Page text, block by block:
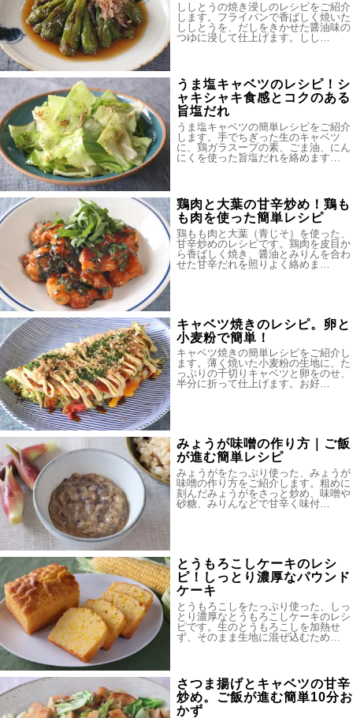
ししとうの焼き浸しのレシピをご紹介
します。フライパンで香ばしく焼いた
ししとうを、だしをきかせた醤油味の
つゆに浸して仕上げます。しし…
うま塩キャベツのレシピ！シ
ャキシャキ食感とコクのある
旨塩だれ
うま塩キャベツの簡単レシピをご紹介
します。手でちぎった生のキャベツ
に、鶏ガラスープの素、ごま油、にん
にくを使った旨塩だれを絡めます…
鶏肉と大葉の甘辛炒め！鶏も
も肉を使った簡単レシピ
鶏もも肉と大葉（青じそ）を使った、
甘辛炒めのレシピです。鶏肉を皮目か
ら香ばしく焼き、醤油とみりんを合わ
せた甘辛だれを照りよく絡めま…
キャベツ焼きのレシピ。卵と
小麦粉で簡単！
キャベツ焼きの簡単レシピをご紹介し
ます。薄く焼いた小麦粉の生地に、た
っぷりの千切りキャベツと卵をのせ、
半分に折って仕上げます。お好…
みょうが味噌の作り方｜ご飯
が進む簡単レシピ
みょうがをたっぷり使った、みょうが
味噌の作り方をご紹介します。粗めに
刻んだみょうがをさっと炒め、味噌や
砂糖、みりんなどで甘辛く味付…
とうもろこしケーキのレシ
ピ！しっとり濃厚なパウンド
ケーキ
とうもろこしをたっぷり使った、しっ
とり濃厚なとうもろこしケーキのレシ
ピです。生のとうもろこしを加熱せ
ず、そのまま生地に混ぜ込むため…
さつま揚げとキャベツの甘辛
炒め。ご飯が進む簡単10分お
かず